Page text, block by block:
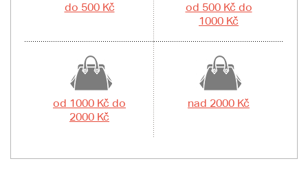
do 500 Kč
od 500 Kč do
1000 Kč
od 1000 Kč do
2000 Kč
nad 2000 Kč